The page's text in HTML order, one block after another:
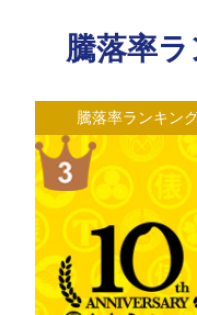
騰落率ラ
騰落率ランキン